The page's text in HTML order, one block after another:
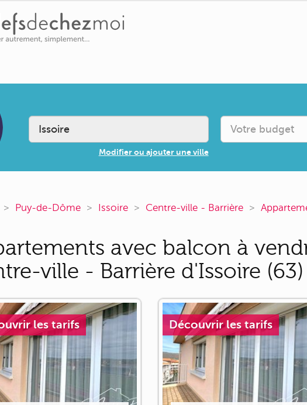
Modifier ou ajouter une ville
Puy-de-Dôme Issoire Centre-ville - Barrière
avec balcon à
ville - Barrière d'Issoire (63)
les tarifs Découvrir les tarifs